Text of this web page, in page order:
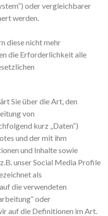
oder vergleichbarer
werden.
diese nicht mehr
die Erforderlichkeit alle
Sie über die Art, den
von
kurz „Daten“)
und der mit ihm
und Inhalte sowie
unser Social Media Profile
als
die verwendeten
oder
auf die Definitionen im Art.